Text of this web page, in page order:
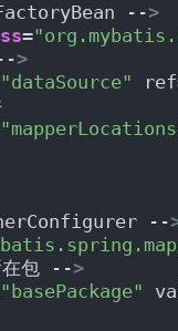
-->
=
>
"dataSource"
--
在包 -->
"basePackage"